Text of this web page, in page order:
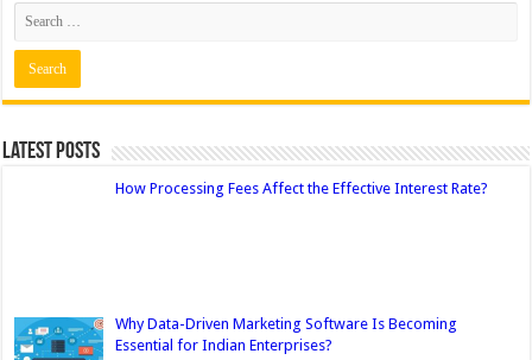
Latest Posts
How Processing Fees Affect the Effective Interest Rate?
Why Data-Driven Marketing Software Is Becoming
Essential for Indian Enterprises?